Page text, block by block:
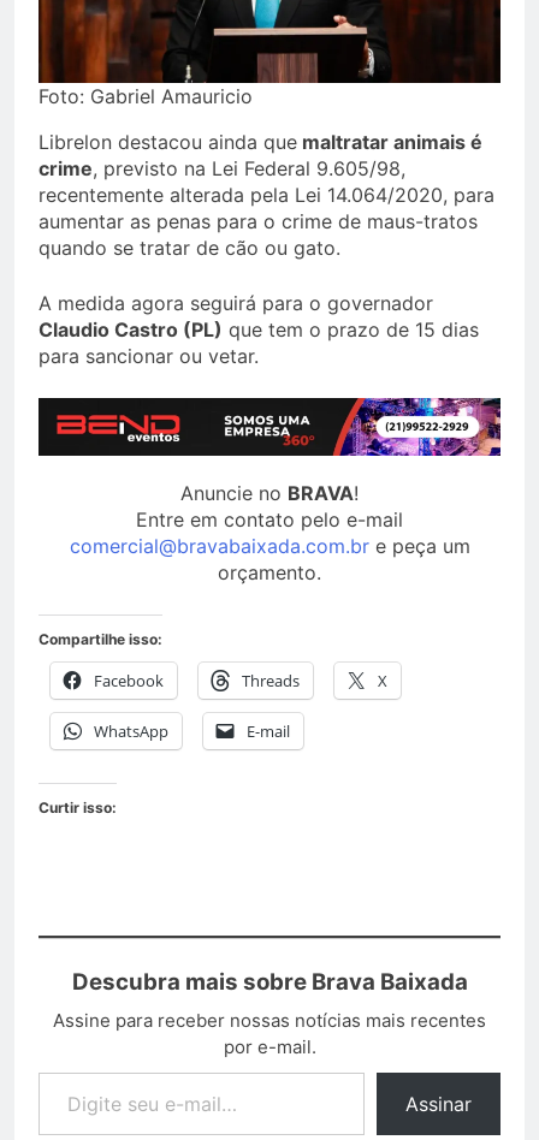
Foto: Gabriel Amauricio
Librelon destacou ainda que maltratar animais é
crime, previsto na Lei Federal 9.605/98,
recentemente alterada pela Lei 14.064/2020, para
aumentar as penas para o crime de maus-tratos
quando se tratar de cão ou gato.
A medida agora seguirá para o governador
Claudio Castro (PL) que tem o prazo de 15 dias
para sancionar ou vetar.
Anuncie no BRAVA!
Entre em contato pelo e-mail
comercial@bravabaixada.com.bre peça um
orçamento.
Compartilhe isso:
Facebook Threads X
WhatsApp E-mail
Curtir isso:
Descubra mais sobre Brava Baixada
Assine para receber nossas notícias mais recentes
por e-mail.
Assinar